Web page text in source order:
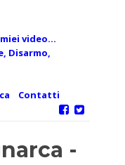
video…
Disarmo,
Contatti
-